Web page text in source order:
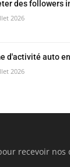
des followers
2026
d'activité auto
2026
recevoir